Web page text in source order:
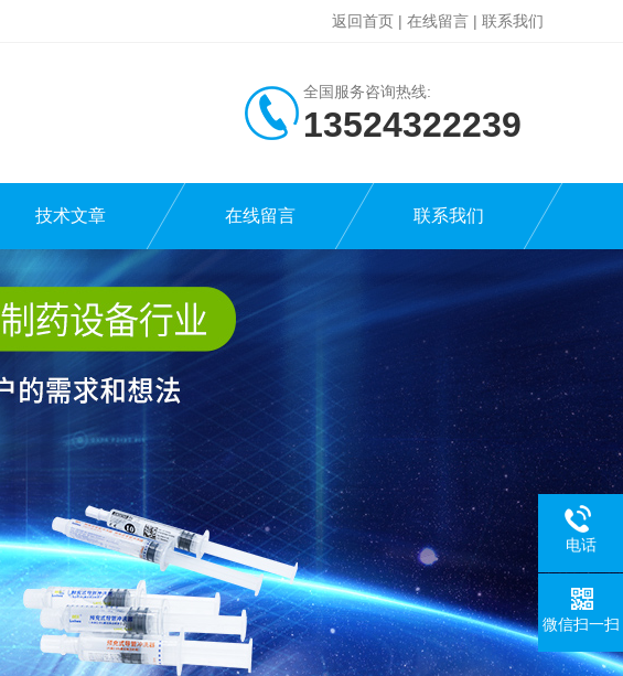
返回首页 | 在线留言 | 联系我们
全国服务咨询热线:
13524322239
技术文章 在线留言 联系我们
电话
微信扫一扫